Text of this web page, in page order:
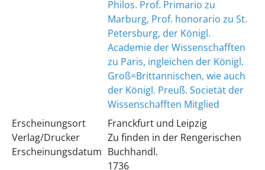
Philos. Prof. Primario zu
Marburg, Prof. honorario zu St.
Petersburg, der Königl.
Academie der Wissenschafften
zu Paris, ingleichen der Königl.
Groß=Brittannischen, wie auch
der Königl. Preuß. Societät der
Wissenschafften Mitglied
Erscheinungsort
Verlag/Drucker
Erscheinungsdatum
Franckfurt und Leipzig
Zu finden in der Rengerischen
Buchhandl.
1736